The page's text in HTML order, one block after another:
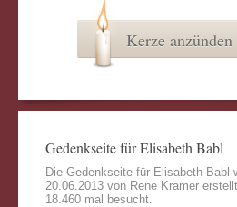
Kerze anzünden
Gedenkseite für Elisabeth Babl
Die Gedenkseite für Elisabeth Babl
20.06.2013 von Rene Krämer
18.460 mal besucht.